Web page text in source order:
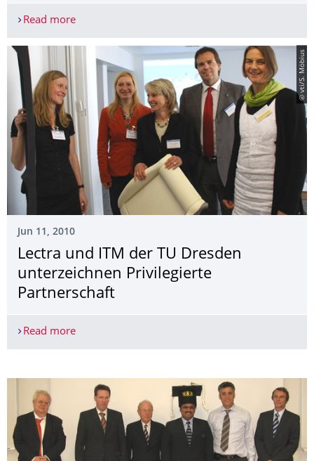
Read moreErfolgreiche Verteidigung der Dissertation von
© vti/S. Möbius
Jun 11, 2010
Lectra und ITM der TU Dresden
unterzeichnen Privilegierte
Partnerschaft
Read moreLectra und ITM der TU Dresden unterzeichnen